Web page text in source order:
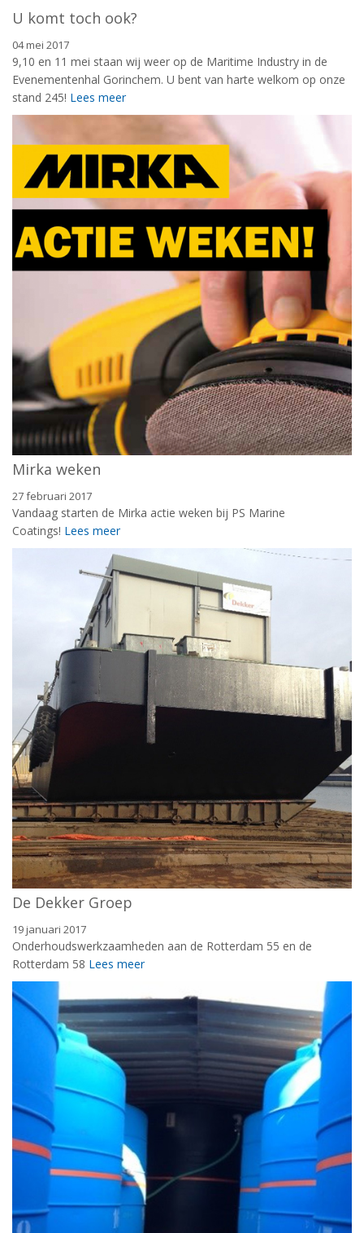
U komt toch ook?
04 mei 2017
9,10 en 11 mei staan wij weer op de Maritime Industry in de
Evenementenhal Gorinchem. U bent van harte welkom op onze
stand 245! Lees meer
Mirka weken
27 februari 2017
Vandaag starten de Mirka actie weken bij PS Marine
Coatings! Lees meer
De Dekker Groep
19 januari 2017
Onderhoudswerkzaamheden aan de Rotterdam 55 en de
Rotterdam 58 Lees meer